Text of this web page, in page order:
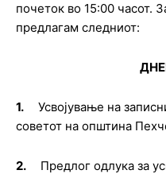
почеток во 15:00 часот.
предлагам следниот:
1. Усвојување на
советот на општина
2. Предлог одлука за